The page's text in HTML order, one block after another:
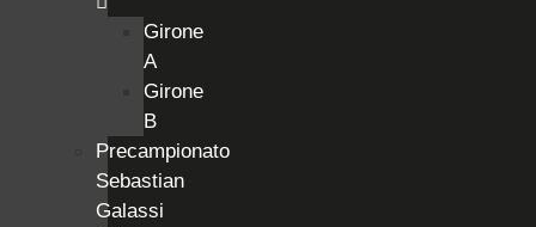
Girone
A
Girone
B
Precampionato
Sebastian
Galassi